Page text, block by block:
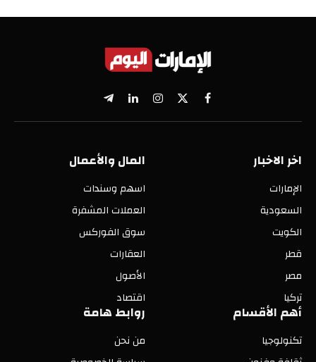
فيسبوك
X
(Twitter)
الانستغراملينكدإنتيلقرام
اخر الاخبار
الإمارات
السعودية
الكويت
قطر
مصر
تركيا
المال والأعمال
اسهم وسندات
العملات المشفرة
سوق الفوركس
العقارات
الأصول
اقتصاد
أهم الأقسام
تكنولوجيا
روابط هامة
من نحن